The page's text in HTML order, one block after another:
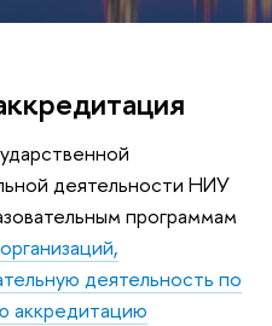
деятельности НИУ
программам
деятельность по
аккредитацию